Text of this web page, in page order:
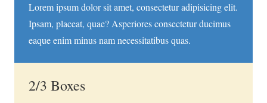
Lorem ipsum dolor sit amet, consectetur adipisicing elit.
Ipsam, placeat, quae? Asperiores consectetur ducimus
eaque enim minus nam necessitatibus quas.
2/3 Boxes